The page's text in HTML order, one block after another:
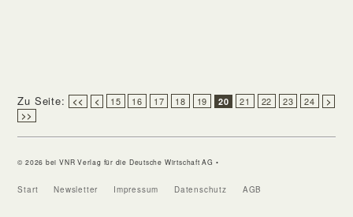
Zu Seite: << < 15 16 17 18 19 20 21 22 23 24
>
>>
© 2026 bei VNR Verlag für die Deutsche Wirtschaft AG •
Start Newsletter Impressum Datenschutz AGB